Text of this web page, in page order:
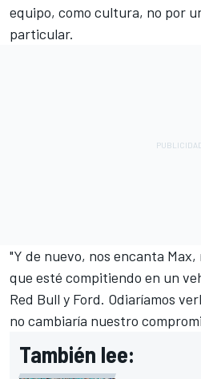
equipo, como cultura, no por
particular.
"Y de nuevo, nos encanta
que esté compitiendo en un
Red Bull y Ford. Odiaríamos
no cambiaría nuestro
También lee: